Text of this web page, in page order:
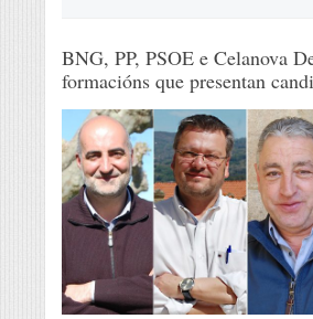
BNG, PP, PSOE e Celanova
formacións que presentan